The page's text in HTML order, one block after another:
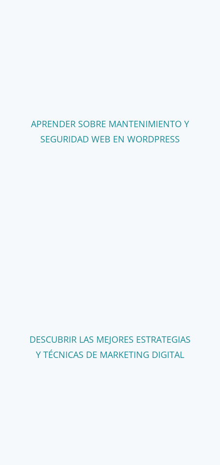
APRENDER SOBRE MANTENIMIENTO Y
SEGURIDAD WEB EN WORDPRESS
DESCUBRIR LAS MEJORES ESTRATEGIAS
Y TÉCNICAS DE MARKETING DIGITAL